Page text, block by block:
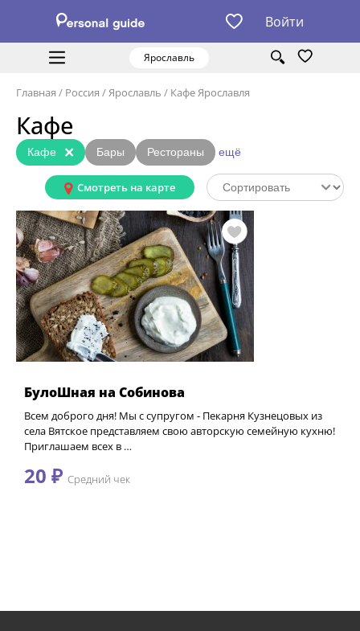
Войти
Ярославль
Главная / Россия /Ярославль / Кафе Ярославля
Кафе
Кафе × Бары Рестораны ещё
Смотреть на карте
БулоШная на Собинова
Всем доброго дня! Мы с супругом - Пекарня Кузнецовых из
села Вятское представляем свою авторскую семейную кухню!
Приглашаем всех в …
20 ₽ Средний чек